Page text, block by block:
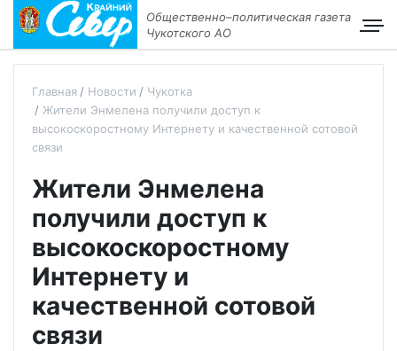
Общественно–политическая газета
Чукотского АО
Главная Новости
Чукотка
Жители Энмелена получили доступ к
высокоскоростному Интернету и качественной сотовой
связи
Жители Энмелена
получили доступ к
высокоскоростному
Интернету и
качественной сотовой
связи